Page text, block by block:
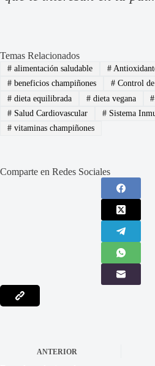
Temas Relacionados
#alimentación saludable #
#beneficios champiñones #Control de
#dieta equilibrada #dieta vegana #
#Salud Cardiovascular #Sistema
#vitaminas champiñones
Comparte en Redes Sociales
ANTERIOR